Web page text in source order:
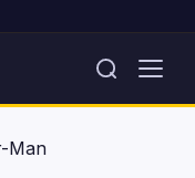
Man